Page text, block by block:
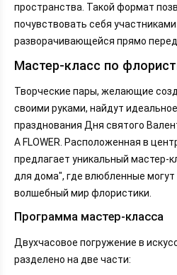
пространства. Такой формат
почувствовать себя
разворачивающейся прямо перед
Мастер-класс по
Творческие пары, желающие
своими руками, найдут
празднования Дня святого
A FLOWER. Расположенная в
предлагает уникальный мастер-
для дома", где влюбленные могут
волшебный мир флористики.
Программа мастер-класса
Двухчасовое погружение в
разделено на две части: